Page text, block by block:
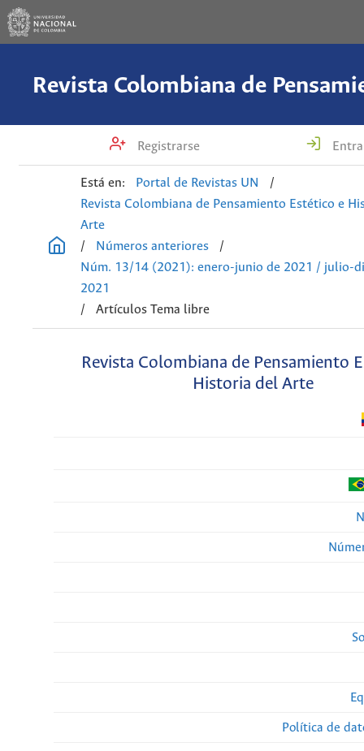
Registrarse
Está en: Portal de Revistas UN
/
Revista Colombiana de Pensamiento Estético e
Arte
/
Números anteriores
/
Núm. 13/14 (2021): enero-junio de 2021 / julio-
2021
/
Artículos Tema libre
Revista Colombiana de Pensamiento
Historia del Arte
Política de